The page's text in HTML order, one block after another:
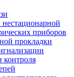
приборов
прокладки
контроля